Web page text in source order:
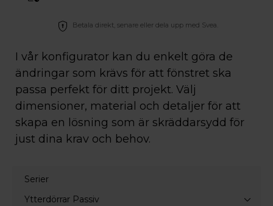
Betala direkt, senare eller dela upp med Svea.
I vår konfigurator kan du enkelt göra de
ändringar som krävs för att fönstret ska
passa perfekt för ditt projekt. Välj
dimensioner, material och detaljer för att
skapa en lösning som är skräddarsydd för
just dina krav och behov.
Serier
Ytterdörrar Passiv